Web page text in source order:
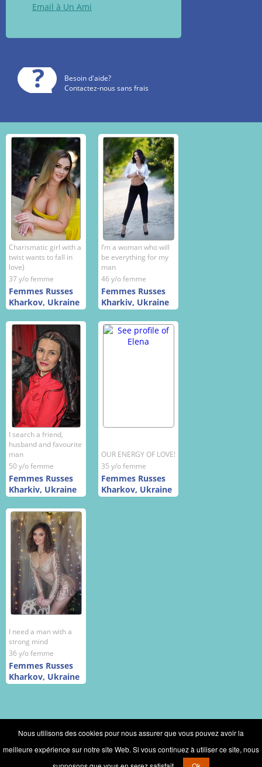
Email à Un Ami
Besoin d'aide?
Contactez-nous sans frais
Charismatic girl with a
twist wants to fall in
love)
37 y/o femme
Femmes Russes
Kharkov, Ukraine
I’m a woman who will
be everything for my
man
46 y/o femme
Femmes Russes
Kharkiv, Ukraine
I search a friend,
husband and favourite
man
50 y/o femme
Femmes Russes
Kharkiv, Ukraine
OUR ENERGY OF LOVE!
35 y/o femme
Femmes Russes
Kharkov, Ukraine
I need a man with a
strong mind
36 y/o femme
Femmes Russes
Kharkov, Ukraine
Copyright © 2002 - 2026 Rencontres femmes Russes, femmes Ukrainiennes
mariage Club
Nous utilisons des cookies pour nous assurer que vous pouvez avoir la
meilleure expérience sur notre site Web. Si vous continuez à utiliser ce site, nous